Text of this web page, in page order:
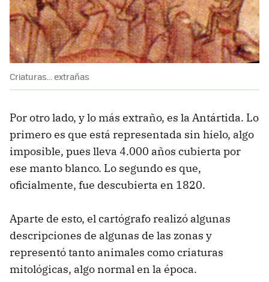
Criaturas... extrañas
Por otro lado, y lo más extraño, es la Antártida. Lo
primero es que está representada sin hielo, algo
imposible, pues lleva 4.000 años cubierta por
ese manto blanco. Lo segundo es que,
oficialmente, fue descubierta en 1820.
Aparte de esto, el cartógrafo realizó algunas
descripciones de algunas de las zonas y
representó tanto animales como criaturas
mitológicas, algo normal en la época.